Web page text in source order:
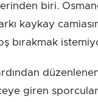
biri.
kaykay
bırakmak
giren